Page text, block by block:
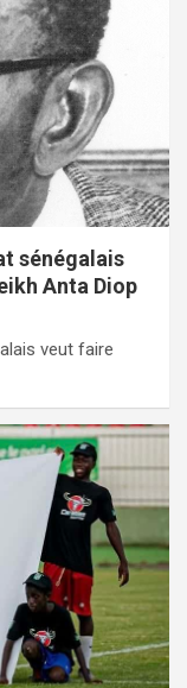
sénégalais
Anta Diop
veut faire